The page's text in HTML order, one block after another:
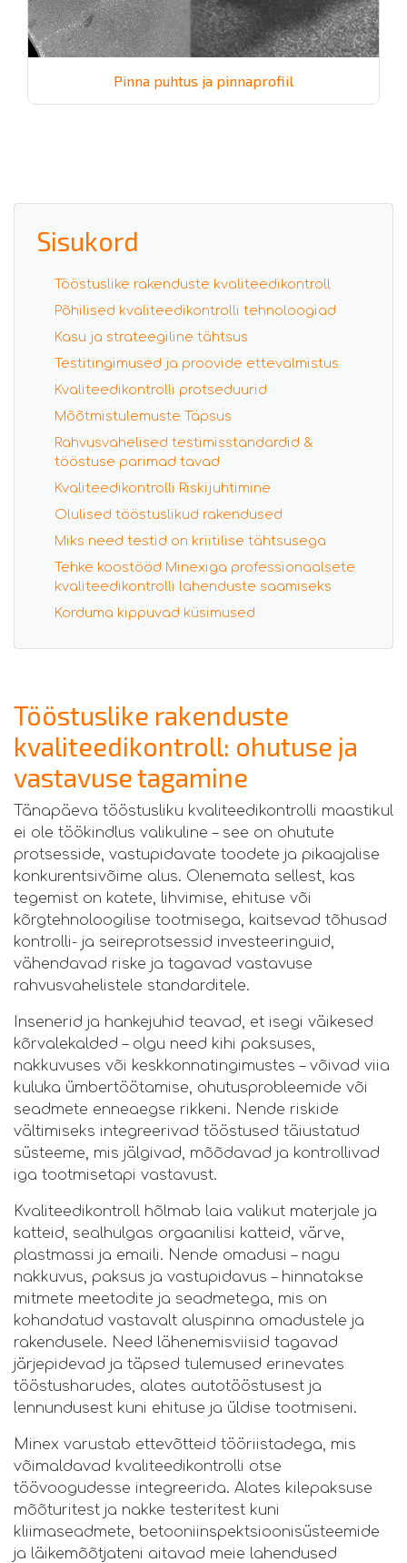
Pinna puhtus ja pinnaprofiil
Sisukord
Tööstuslike rakenduste kvaliteedikontroll
Põhilised kvaliteedikontrolli tehnoloogiad
Kasu ja strateegiline tähtsus
Testitingimused ja proovide ettevalmistus
Kvaliteedikontrolli protseduurid
Mõõtmistulemuste Täpsus
Rahvusvahelised testimisstandardid &
tööstuse parimad tavad
Kvaliteedikontrolli Riskijuhtimine
Olulised tööstuslikud rakendused
Miks need testid on kriitilise tähtsusega
Tehke koostööd Minexiga professionaalsete
kvaliteedikontrolli lahenduste saamiseks
Korduma kippuvad küsimused
Tööstuslike rakenduste
kvaliteedikontroll: ohutuse ja
vastavuse tagamine
Tänapäeva tööstusliku kvaliteedikontrolli maastikul
ei ole töökindlus valikuline – see on ohutute
protsesside, vastupidavate toodete ja pikaajalise
konkurentsivõime alus. Olenemata sellest, kas
tegemist on katete, lihvimise, ehituse või
kõrgtehnoloogilise tootmisega, kaitsevad tõhusad
kontrolli- ja seireprotsessid investeeringuid,
vähendavad riske ja tagavad vastavuse
rahvusvahelistele standarditele.
Insenerid ja hankejuhid teavad, et isegi väikesed
kõrvalekalded – olgu need kihi paksuses,
nakkuvuses või keskkonnatingimustes – võivad viia
kuluka ümbertöötamise, ohutusprobleemide või
seadmete enneaegse rikkeni. Nende riskide
vältimiseks integreerivad tööstused täiustatud
süsteeme, mis jälgivad, mõõdavad ja kontrollivad
iga tootmisetapi vastavust.
Kvaliteedikontroll hõlmab laia valikut materjale ja
katteid, sealhulgas orgaanilisi katteid, värve,
plastmassi ja emaili. Nende omadusi – nagu
nakkuvus, paksus ja vastupidavus – hinnatakse
mitmete meetodite ja seadmetega, mis on
kohandatud vastavalt aluspinna omadustele ja
rakendusele. Need lähenemisviisid tagavad
järjepidevad ja täpsed tulemused erinevates
tööstusharudes, alates autotööstusest ja
lennundusest kuni ehituse ja üldise tootmiseni.
Minex varustab ettevõtteid tööriistadega, mis
võimaldavad kvaliteedikontrolli otse
töövoogudesse integreerida. Alates kilepaksuse
mõõturitest ja nakke testeritest kuni
kliimaseadmete, betooniinspektsioonisüsteemide
ja läikemõõtjateni aitavad meie lahendused